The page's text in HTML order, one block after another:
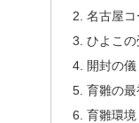
名古屋
ひよこの
開封の
育雛の最
育雛環